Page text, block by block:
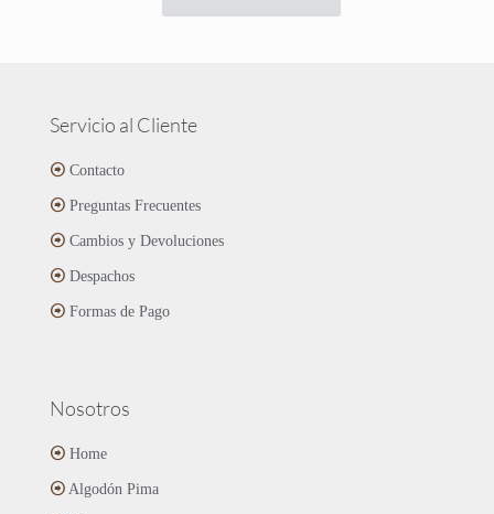
producto
opciones
elegir
producto
Servicio al Cliente
Contacto
Preguntas Frecuentes
Cambios y Devoluciones
Despachos
Formas de Pago
Nosotros
Home
Algodón Pima